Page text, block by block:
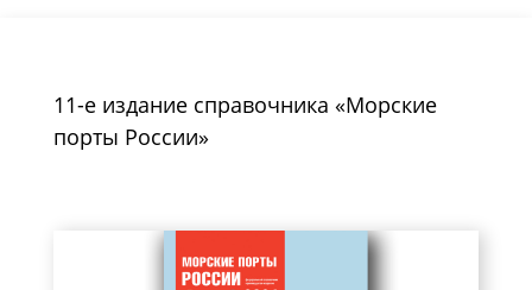
11-е издание справочника «Морские
порты России»